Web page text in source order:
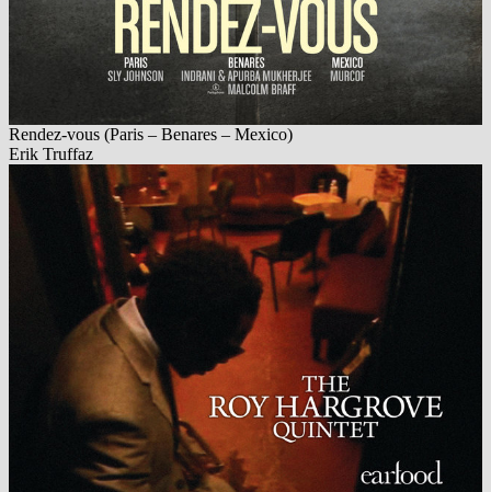
Rendez-vous (Paris – Benares – Mexico)
Erik Truffaz